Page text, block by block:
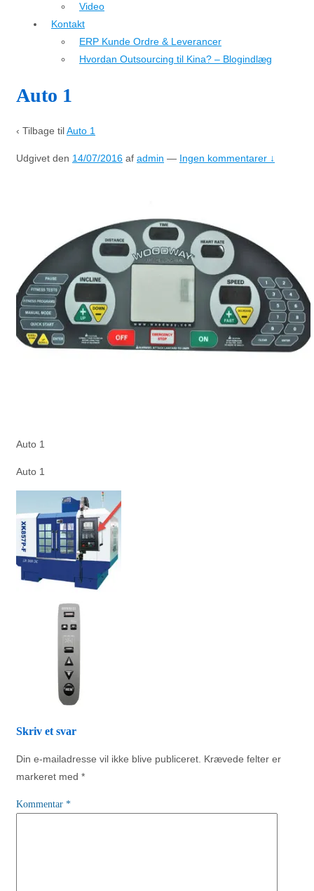
Video
Kontakt
ERP Kunde Ordre & Leverancer
Hvordan Outsourcing til Kina? – Blogindlæg
Auto 1
‹ Tilbage tilAuto 1
Udgivet den 14/07/2016 af admin — Ingen kommentarer ↓
Auto 1
Auto 1
Skriv et svar
Din e-mailadresse vil ikke blive publiceret. Krævede felter er
markeret med *
Kommentar *